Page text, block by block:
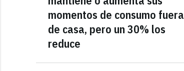
momentos de consumo fuera
de casa, pero un 30% los
reduce